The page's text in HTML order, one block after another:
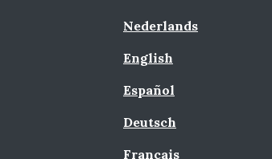
Nederlands
English
Español
Deutsch
Français